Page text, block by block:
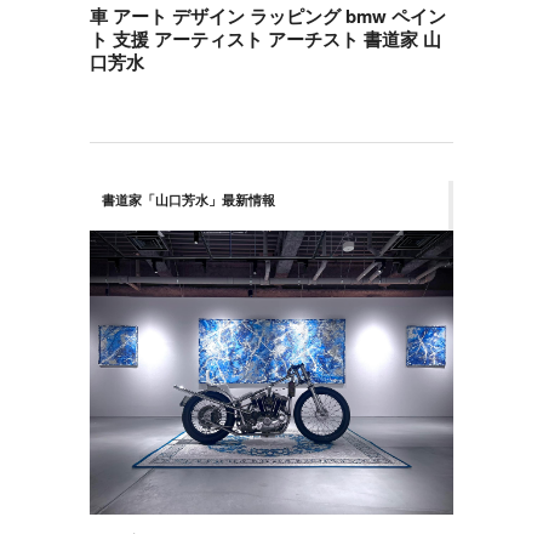
車 アート デザイン ラッピング bmw ペイン
ト 支援 アーティスト アーチスト 書道家 山
口芳水
書道家「山口芳水」最新情報